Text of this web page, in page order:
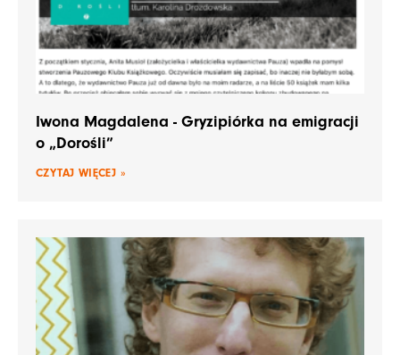
Iwona Magdalena - Gryzipiórka na emigracji
o „Dorośli”
CZYTAJ WIĘCEJ »